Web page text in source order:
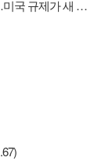
[이슈 체크] 통신장비, 공급업체 줄고 수혜는 커진다…미국 규제가 새 기회